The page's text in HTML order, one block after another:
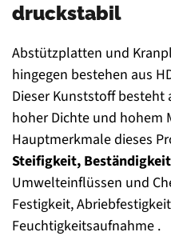
druckstabil
Abstützplatten und
hingegen bestehen aus
Dieser Kunststoff
hoher Dichte und hohem
Hauptmerkmale dieses
Steifigkeit, Beständigkeit
Umwelteinflüssen und
Festigkeit,
Feuchtigkeitsaufnahme .